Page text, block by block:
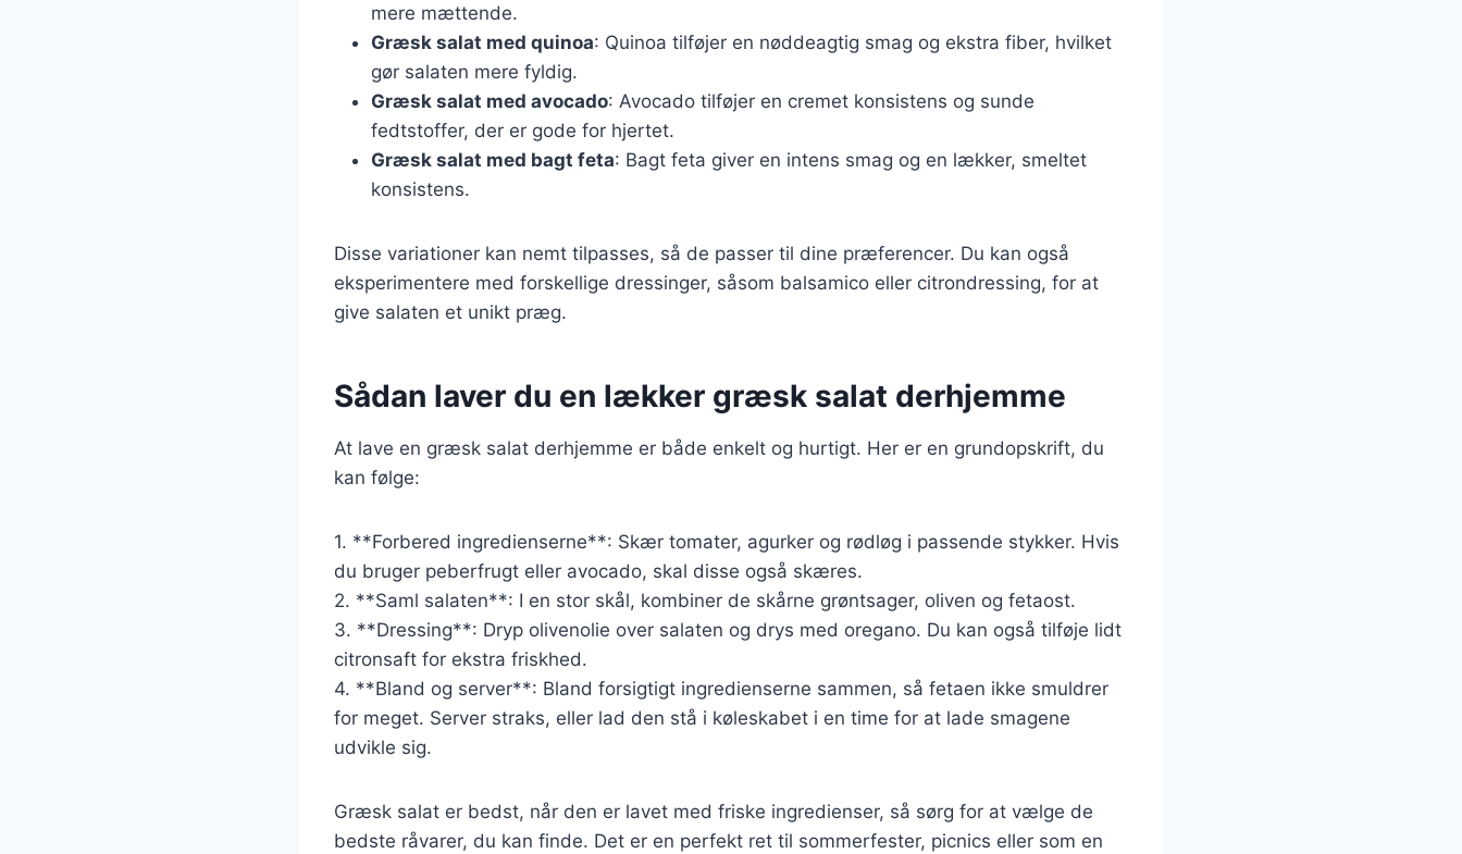
mere mættende.
Græsk salat med quinoa: Quinoa tilføjer en nøddeagtig smag og ekstra fiber, hvilket
gør salaten mere fyldig.
Græsk salat med avocado: Avocado tilføjer en cremet konsistens og sunde
fedtstoffer, der er gode for hjertet.
Græsk salat med bagt feta: Bagt feta giver en intens smag og en lækker, smeltet
konsistens.
Disse variationer kan nemt tilpasses, så de passer til dine præferencer. Du kan også
eksperimentere med forskellige dressinger, såsom balsamico eller citrondressing, for at
give salaten et unikt præg.
Sådan laver du en lækker græsk salat derhjemme
At lave en græsk salat derhjemme er både enkelt og hurtigt. Her er en grundopskrift, du
kan følge:
1. **Forbered ingredienserne**: Skær tomater, agurker og rødløg i passende stykker. Hvis
du bruger peberfrugt eller avocado, skal disse også skæres.
2. **Saml salaten**: I en stor skål, kombiner de skårne grøntsager, oliven og fetaost.
3. **Dressing**: Dryp olivenolie over salaten og drys med oregano. Du kan også tilføje lidt
citronsaft for ekstra friskhed.
4. **Bland og server**: Bland forsigtigt ingredienserne sammen, så fetaen ikke smuldrer
for meget. Server straks, eller lad den stå i køleskabet i en time for at lade smagene
udvikle sig.
Græsk salat er bedst, når den er lavet med friske ingredienser, så sørg for at vælge de
bedste råvarer, du kan finde. Det er en perfekt ret til sommerfester, picnics eller som en